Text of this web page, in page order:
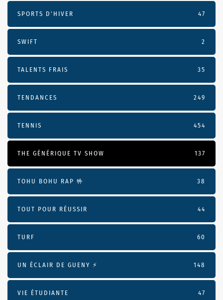
SPORTS D'HIVER 47
SWIFT 2
TALENTS FRAIS 35
TENDANCES 249
TENNIS 454
THE GÉNÉRIQUE TV SHOW 137
TOHU BOHU RAP 🤟 38
TOUT POUR RÉUSSIR 44
TURF 60
UN ÉCLAIR DE GUENY ⚡️ 148
VIE ÉTUDIANTE 47